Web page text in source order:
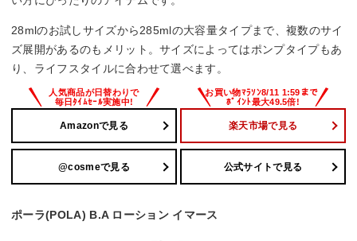
28mlのお試しサイズから285mlの大容量タイプまで、複数のサイ
ズ展開があるのもメリット。サイズによってはポンプタイプもあ
り、ライフスタイルに合わせて選べます。
Amazonで見る 楽天市場で見る
@cosmeで見る 公式サイトで見る
ポーラ(POLA) B.A ローション イマース